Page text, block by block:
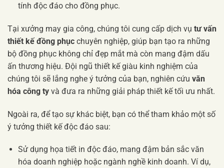
tính độc đáo cho đồng phục.
Tại xưởng may gia công, chúng tôi cung cấp dịch vụ tư vấn
thiết kế đồng phục chuyên nghiệp, giúp bạn tạo ra những
bộ đồng phục không chỉ đẹp mắt mà còn mang đậm dấu
ấn thương hiệu. Đội ngũ thiết kế giàu kinh nghiệm của
chúng tôi sẽ lắng nghe ý tưởng của bạn, nghiên cứu văn
hóa công ty và đưa ra những giải pháp thiết kế tối ưu nhất.
Ngoài ra, để tạo sự khác biệt, bạn có thể tham khảo một số
ý tưởng thiết kế độc đáo sau:
Sử dụng họa tiết in độc đáo, mang đậm bản sắc văn
hóa doanh nghiệp hoặc ngành nghề kinh doanh. Ví dụ,